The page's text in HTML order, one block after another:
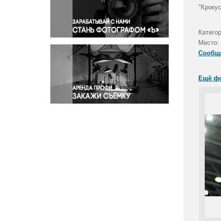
Правосудие
Происшествия и конфликты
Религия
Светская жизнь
Спорт
Экология
Экономика и бизнес
Место:
Ещё